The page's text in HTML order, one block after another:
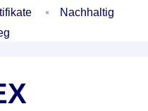
Nachhaltig